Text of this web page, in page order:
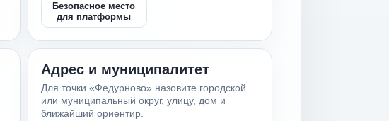
Безопасное место
для платформы
Адрес и муниципалитет
Для точки «Федурново» назовите городской
или муниципальный округ, улицу, дом и
ближайший ориентир.